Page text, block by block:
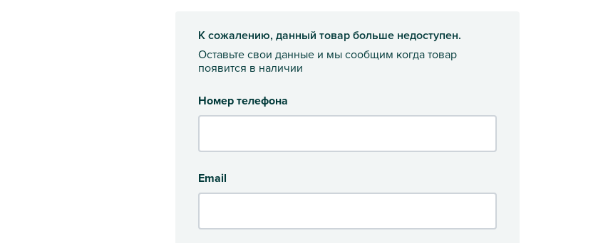
К сожалению, данный товар больше недоступен.
Оставьте свои данные и мы сообщим когда товар
появится в наличии
Номер телефона
Email